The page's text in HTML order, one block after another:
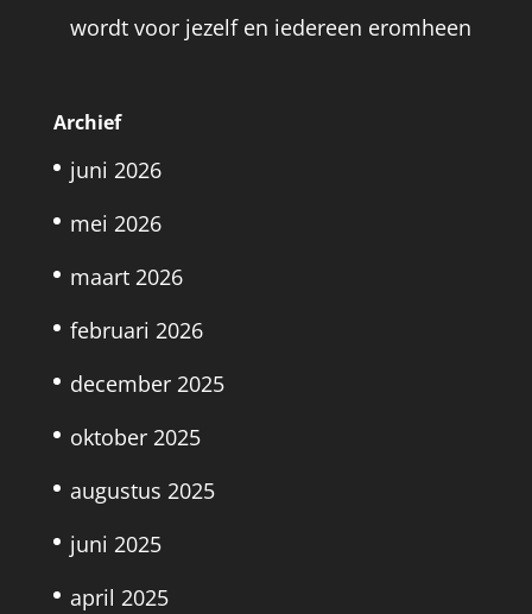
wordt voor jezelf en iedereen eromheen
Archief
juni 2026
mei 2026
maart 2026
februari 2026
december 2025
oktober 2025
augustus 2025
juni 2025
april 2025